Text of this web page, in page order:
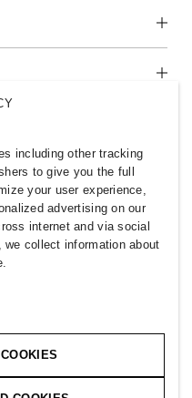
y privacidad
including other tracking
to give you the full
your user experience,
advertising on our
internet and via social
collect information about